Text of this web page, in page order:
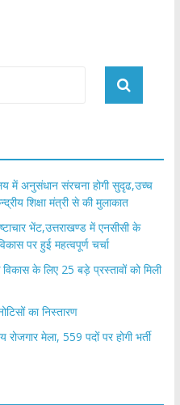
में अनुसंधान संरचना होगी सुदृढ,उच्च
शिक्षा मंत्री से की मुलाकात
भेंट,उत्तराखण्ड में एनसीसी के
पर हुई महत्वपूर्ण चर्चा
के लिए 25 बड़े प्रस्तावों को मिली
का निस्तारण
मेला, 559 पदों पर होगी भर्ती